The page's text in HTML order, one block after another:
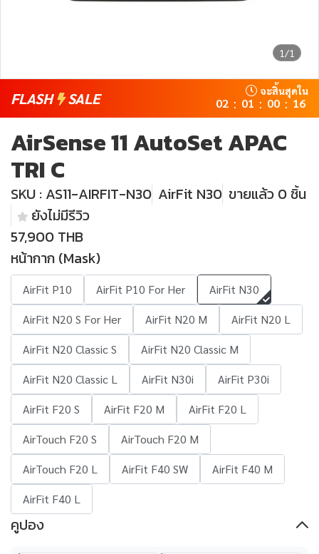
1/1
FLASH SALE จะสิ้นสุดใน
02 : 01 : 00 : 15
AirSense 11 AutoSet APAC
TRI C
SKU : AS11-AIRFIT-N30 AirFit N30 ขายแล้ว 0 ชิ้น
ยังไม่มีรีวิว
57,900 THB
หน้ากาก (Mask)
AirFit P10 AirFit P10 For Her
AirFit N30
AirFit N20 S For Her
AirFit N20 M
AirFit N20 L
AirFit N20 Classic S
AirFit N20 Classic M
AirFit N20 Classic L
AirFit N30i
AirFit P30i
AirFit F20 S
AirFit F20 M
AirFit F20 L
AirTouch F20 S
AirTouch F20 M
AirTouch F20 L
AirFit F40 SW
AirFit F40 M
AirFit F40 L
คูปอง